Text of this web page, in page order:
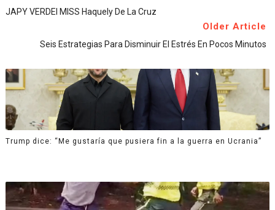
JAPY VERDEI MISS Haquely De La Cruz
Older Article
Seis Estrategias Para Disminuir El Estrés En Pocos Minutos
Trump dice: “Me gustaría que pusiera fin a la guerra en Ucrania”